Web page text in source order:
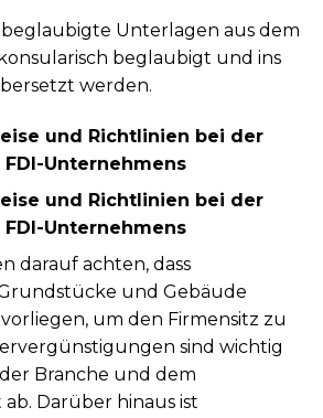
beglaubigte Unterlagen aus dem
beglaubigt und ins
werden.
und Richtlinien bei der
Unternehmens
und Richtlinien bei der
Unternehmens
darauf achten, dass
und Gebäude
um den Firmensitz zu
sind wichtig
Branche und dem
ab. Darüber hinaus ist